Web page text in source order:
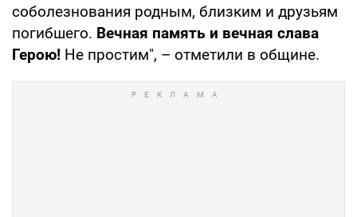
соболезнования родным, близким и друзьям
погибшего. Вечная память и вечная слава
Герою! Не простим", – отметили в общине.